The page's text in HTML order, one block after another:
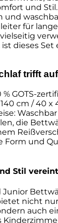
und
und
für
dieses
trifft
% GOTS-
cm / 40 x
Waschbar
die
Form und
Stil vereint
Junior
nicht
auch